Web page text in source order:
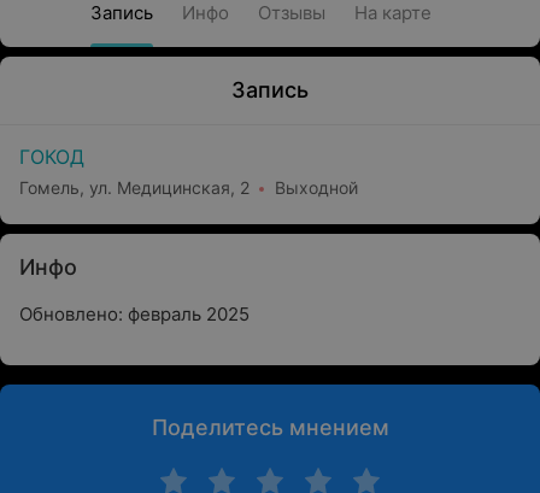
Запись Инфо Отзывы На карте
Запись
ГОКОД
Гомель, ул. Медицинская, 2 Выходной
Инфо
Обновлено: февраль 2025
Поделитесь мнением